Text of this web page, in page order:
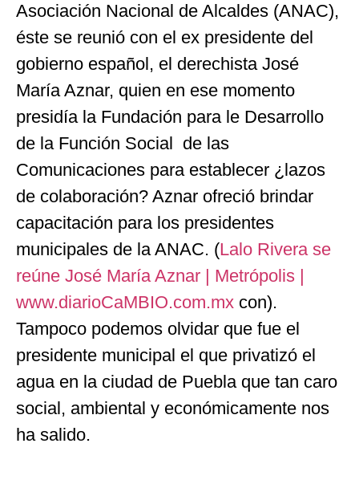
Asociación Nacional de Alcaldes (ANAC),
éste se reunió con el ex presidente del
gobierno español, el derechista José
María Aznar, quien en ese momento
presidía la Fundación para le Desarrollo
de la Función Social de las
Comunicaciones para establecer ¿lazos
de colaboración? Aznar ofreció brindar
capacitación para los presidentes
municipales de la ANAC. (Lalo Rivera se
reúne José María Aznar | Metrópolis |
www.diarioCaMBIO.com.mx con).
Tampoco podemos olvidar que fue el
presidente municipal el que privatizó el
agua en la ciudad de Puebla que tan caro
social, ambiental y económicamente nos
ha salido.